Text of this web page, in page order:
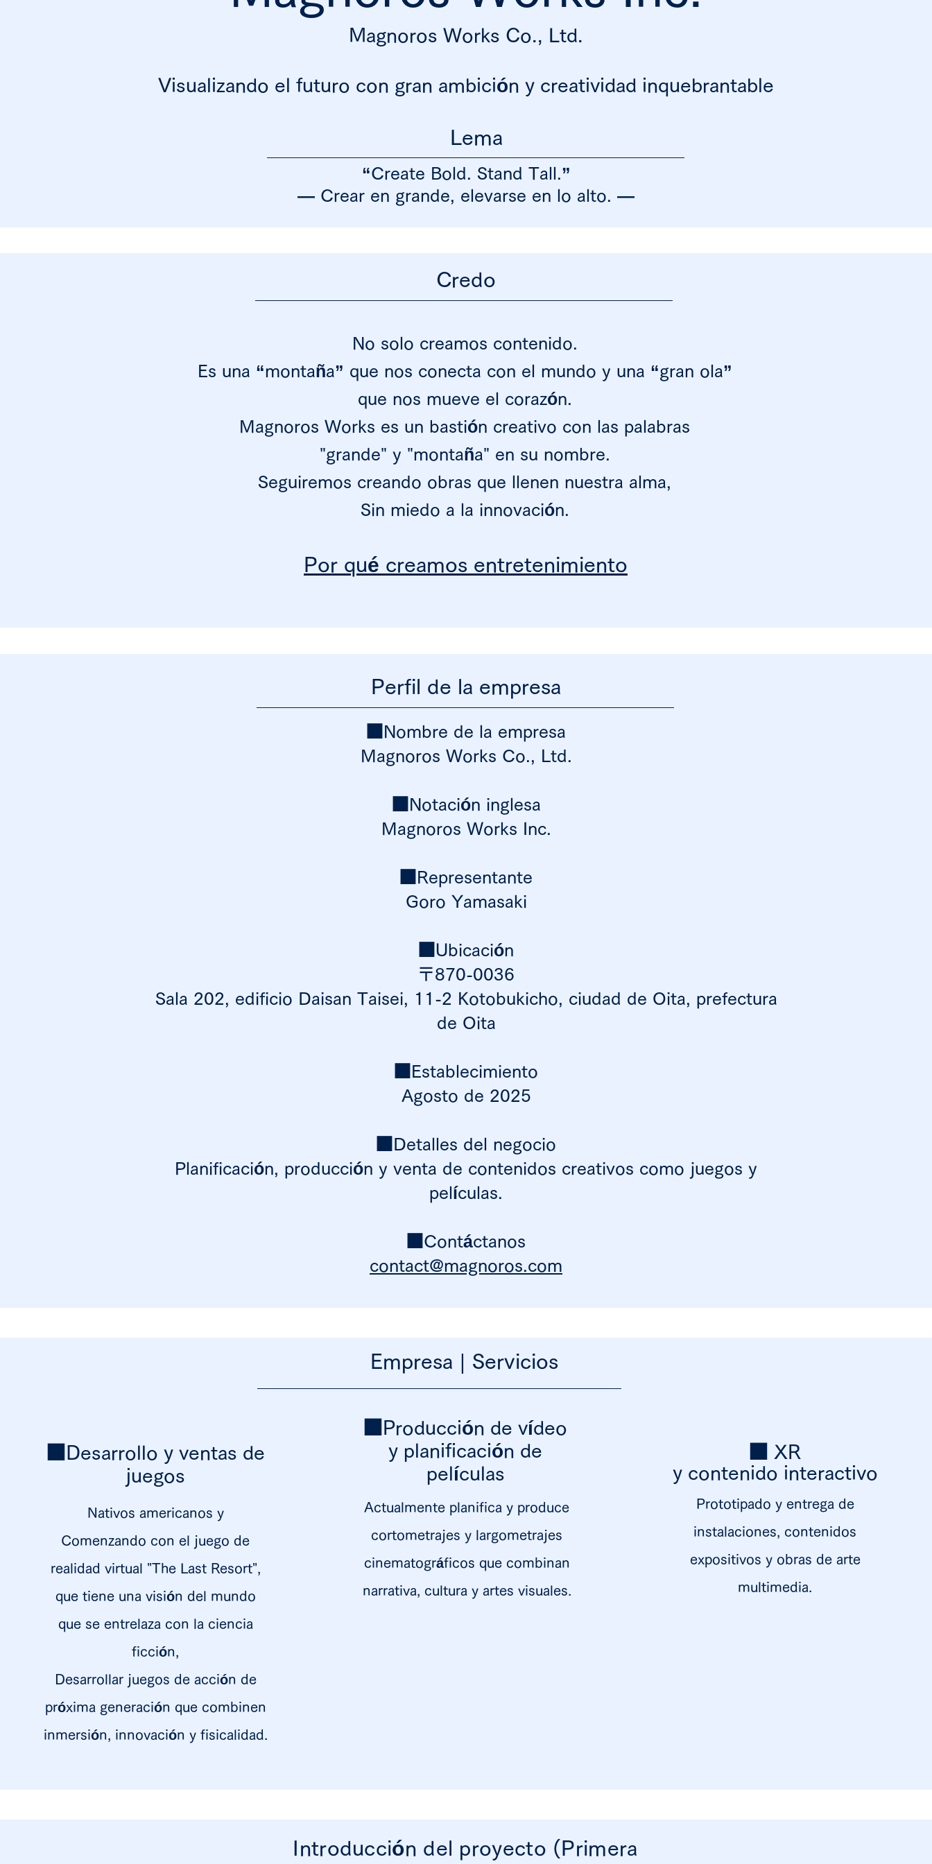
Magnoros Works Co., Ltd.
Visualizando el futuro con gran ambición y creatividad inquebrantable
Lema
“Create Bold. Stand Tall.”
― Crear en grande, elevarse en lo alto. ―
Credo
No solo creamos contenido.
Es una “montaña” que nos conecta con el mundo y una “gran ola”
que nos mueve el corazón.
Magnoros Works es un bastión creativo con las palabras
"grande" y "montaña" en su nombre.
Seguiremos creando obras que llenen nuestra alma,
Sin miedo a la innovación.
Por qué creamos entretenimiento
Perfil de la empresa
■Nombre de la empresa
Magnoros Works Co., Ltd.
■Notación inglesa
Magnoros Works Inc.
■Representante
Goro Yamasaki
■Ubicación
〒870-0036
Sala 202, edificio Daisan Taisei, 11-2 Kotobukicho, ciudad de Oita, prefectura
de Oita
■Establecimiento
Agosto de 2025
■Detalles del negocio
Planificación, producción y venta de contenidos creativos como juegos y
películas.
■Contáctanos
contact@magnoros.com
■Desarrollo y ventas de
juegos
Nativos americanos y
Comenzando con el juego de
realidad virtual "The Last Resort",
que tiene una visión del mundo
que se entrelaza con la ciencia
ficción,
Desarrollar juegos de acción de
próxima generación que combinen
inmersión, innovación y fisicalidad.
Empresa | Servicios
■Producción de vídeo
y planificación de
películas
Actualmente planifica y produce
cortometrajes y largometrajes
cinematográficos que combinan
narrativa, cultura y artes visuales.
■ XR
y contenido interactivo
Prototipado y entrega de
instalaciones, contenidos
expositivos y obras de arte
multimedia.
Introducción del proyecto (Primera